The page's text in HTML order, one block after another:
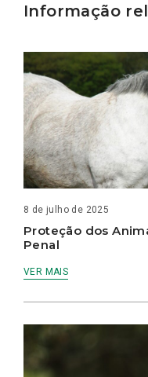
Informação
8 de julho de 2025
Proteção dos
Penal
VER MAIS